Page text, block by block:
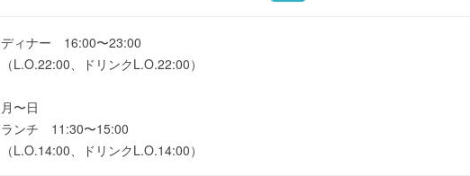
ディナー 16:00〜23:00
（L.O.22:00、ドリンクL.O.22:00）
月〜日
ランチ 11:30〜15:00
（L.O.14:00、ドリンクL.O.14:00）